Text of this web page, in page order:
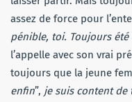
assez de force pour
pénible, toi. Toujours été
l’appelle avec son vrai
toujours que la jeune
enfin”, je suis content